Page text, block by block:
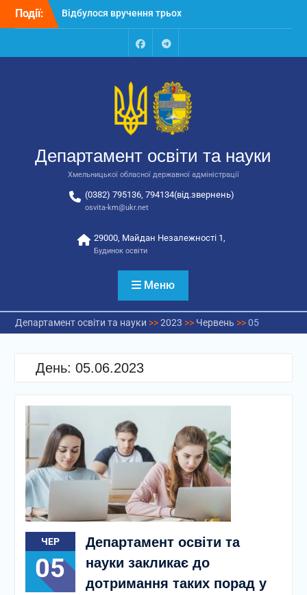
Перейти
Події:
Відбулося засідання
освіти та науки обласної
відповідальних за
національно-патріотичне
FacebookTalegram
Департамент освіти та науки
Хмельницької обласної державної адміністрації
(0382) 795136, 794134(від.звернень)
osvita-km@ukr.net
29000, Майдан Незалежності 1,
Будинок освіти
Меню
Департамент освіти та науки >>2023 >> Червень >>05
День: 05.06.2023
ЧЕР
05
Департамент освіти та
науки закликає до
дотримання таких порад у